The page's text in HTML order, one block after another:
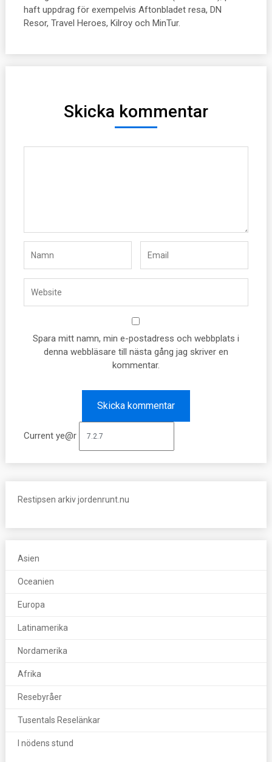
haft uppdrag för exempelvis Aftonbladet resa, DN
Resor, Travel Heroes, Kilroy och MinTur.
Skicka kommentar
Spara mitt namn, min e-postadress och webbplats i
denna webbläsare till nästa gång jag skriver en
kommentar.
Current ye@r
Restipsen arkiv jordenrunt.nu
Asien
Oceanien
Europa
Latinamerika
Nordamerika
Afrika
Resebyråer
Tusentals Reselänkar
I nödens stund